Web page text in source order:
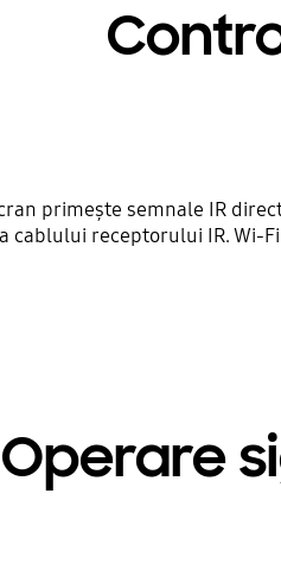
primește semnale IR
cablului receptorului IR.
Operare